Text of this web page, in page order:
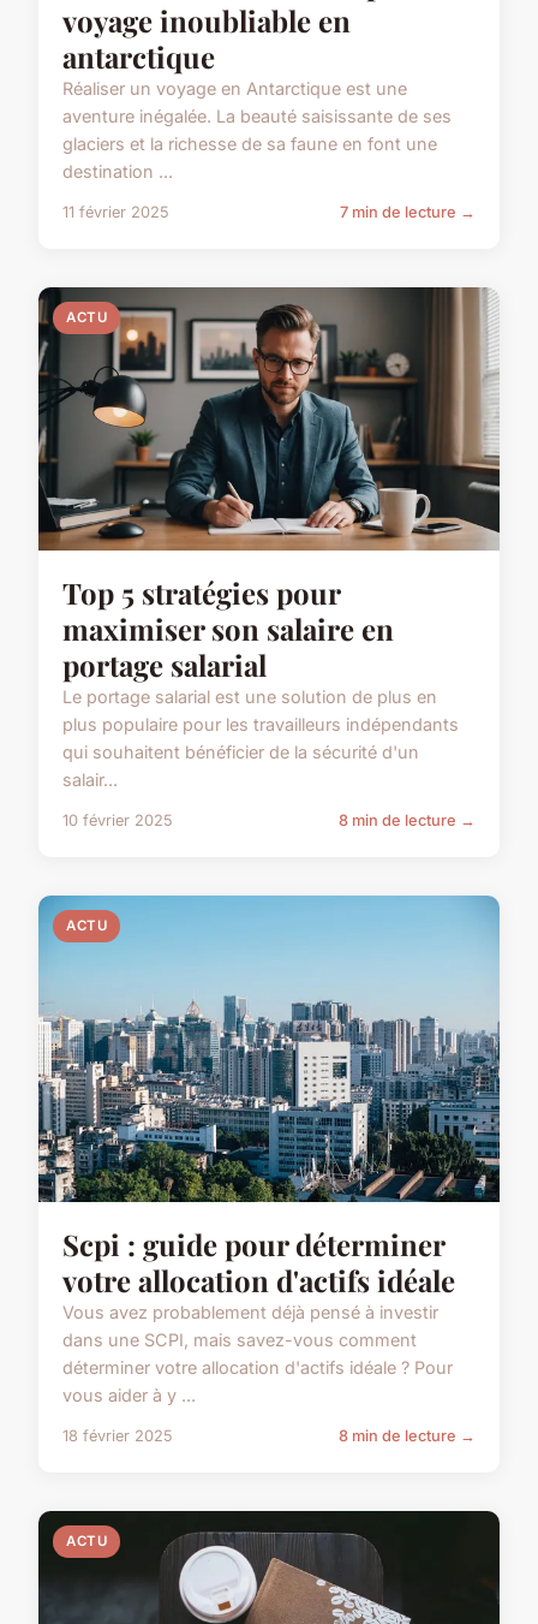
voyage inoubliable en
antarctique
Réaliser un voyage en Antarctique est une
aventure inégalée. La beauté saisissante de ses
glaciers et la richesse de sa faune en font une
destination ...
11 février 2025 7 min de lecture →
ACTU
Top 5 stratégies pour
maximiser son salaire en
portage salarial
Le portage salarial est une solution de plus en
plus populaire pour les travailleurs indépendants
qui souhaitent bénéficier de la sécurité d'un
salair...
10 février 2025 8 min de lecture →
ACTU
Scpi : guide pour déterminer
votre allocation d'actifs idéale
Vous avez probablement déjà pensé à investir
dans une SCPI, mais savez-vous comment
déterminer votre allocation d'actifs idéale ? Pour
vous aider à y ...
18 février 2025 8 min de lecture →
ACTU